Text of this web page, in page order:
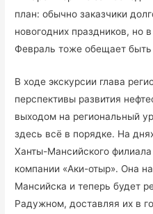
план: обычно заказчики
новогодних праздников, но
Февраль тоже обещает
В ходе экскурсии глава
перспективы развития
выходом на региональный
здесь всё в порядке. На
Ханты-Мансийского
компании «Аки-отыр». Она
Мансийска и теперь будет
Радужном, доставляя их в